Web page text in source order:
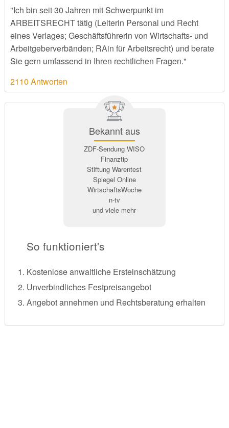
"Ich bin seit 30 Jahren mit Schwerpunkt im
ARBEITSRECHT tätig (Leiterin Personal und Recht
eines Verlages; Geschäftsführerin von Wirtschafts- und
Arbeitgeberverbänden; RAin für Arbeitsrecht) und berate
Sie gern umfassend in Ihren rechtlichen Fragen."
2110 Antworten
Bekannt aus
ZDF-Sendung WISO
Finanztip
Stiftung Warentest
Spiegel Online
WirtschaftsWoche
n-tv
und viele mehr
So funktioniert's
Kostenlose anwaltliche Ersteinschätzung
Unverbindliches Festpreisangebot
Angebot annehmen und Rechtsberatung erhalten